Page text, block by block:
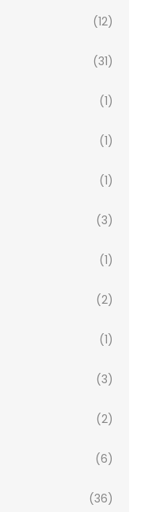
(12)
(31)
(1)
(1)
(1)
(3)
(1)
(2)
(1)
(3)
(2)
(6)
(36)